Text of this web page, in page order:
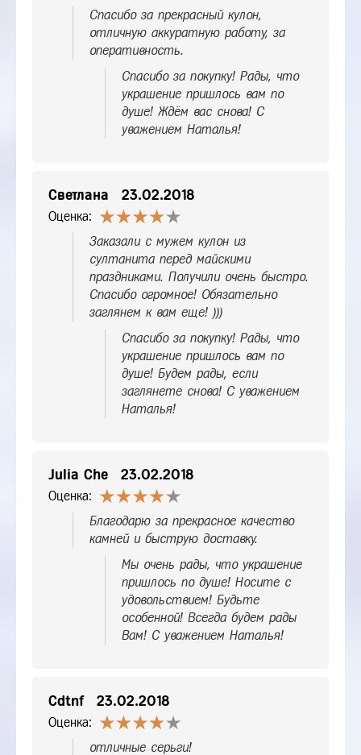
Спасибо за прекрасный кулон,
отличную аккуратную работу, за
оперативность.
Спасибо за покупку! Рады, что
украшение пришлось вам по
душе! Ждём вас снова! С
уважением Наталья!
Светлана 23.02.2018
Оценка:
Заказали с мужем кулон из
султанита перед майскими
праздниками. Получили очень быстро.
Спасибо огромное! Обязательно
заглянем к вам еще! )))
Спасибо за покупку! Рады, что
украшение пришлось вам по
душе! Будем рады, если
заглянете снова! С уважением
Наталья!
Julia Che 23.02.2018
Оценка:
Благодарю за прекрасное качество
камней и быструю доставку.
Мы очень рады, что украшение
пришлось по душе! Носите с
удовольствием! Будьте
особенной! Всегда будем рады
Вам! С уважением Наталья!
Cdtnf 23.02.2018
Оценка:
отличные серьги!